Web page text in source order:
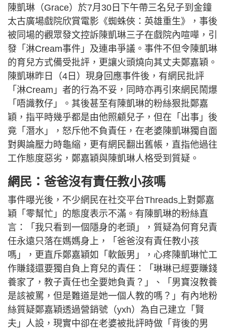
陳凱琳（Grace）於7月30日下午帶三名兒子到金鐘
太古廣場戲院欣賞電影《蜘蛛俠：英雄重生》，事後
被同場的觀眾發文控訴陳凱琳三子在戲院內喧嘩，引
發「淋Cream事件」及連串爭議。事件不但令陳凱琳
的育兒方式備受批評，更讓火頭燒向其丈夫鄭嘉穎。
陳凱琳昨日（4日）現身回應事件後，有網民批評
「淋Cream」者的行為不妥，同時亦再引來網民鬧爆
「唔識教仔」。其後甚至有陳凱琳的粉絲狠批鄭嘉
穎，指平時幾乎都是由他照顧兒子，但在「出事」後
竟「潛水」，怒斥他不負責任，在老婆陳凱琳獨自面
對輿論壓力時龜縮，更有網民翻出舊帳，直指他過往
工作態度惡劣，鄭嘉穎與陳凱琳人格受到質疑。
網民：爸爸沒有責任教小孩嗎
事件曝光後，不少網民在社交平台Threads上對鄭嘉
穎「零幫忙」的態度表示不滿。有陳凱琳的粉絲直
言：「我只看到一個隱身的老頭」，質疑為何育兒責
任永遠只落在媽媽身上，「爸爸沒有責任教小孩
嗎」，更直斥鄭嘉穎如「軟飯男」，心疼陳凱琳忙工
作賺錢還要獨自負上育兒的責任：「琳琳已經要賺錢
養家了，教子責任也全要她負責？」、「男寶沒教養
是該被罵，但是難道是她一個人教的嗎？」有內地粉
絲質疑鄭嘉穎透過營銷號（yxh）為自己建立「賢
夫」人設，現實中卻在老婆被批評時做「背後的男